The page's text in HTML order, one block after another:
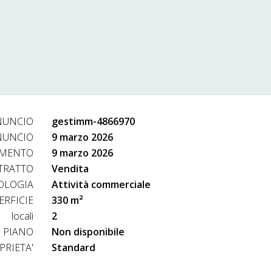
gestimm-4866970
9 marzo 2026
9 marzo 2026
Vendita
Attività commerciale
330 m²
locali
2
PIANO
Non disponibile
Standard